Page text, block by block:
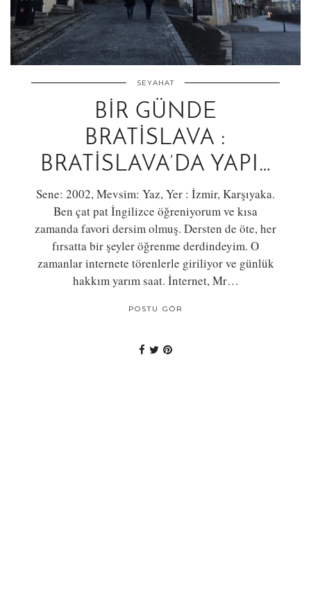
SEYAHAT
BIR GÜNDE
BRATISLAVA :
BRATISLAVA’DA YAPI…
Sene: 2002, Mevsim: Yaz, Yer : İzmir, Karşıyaka.
Ben çat pat İngilizce öğreniyorum ve kısa
zamanda favori dersim olmuş. Dersten de öte, her
fırsatta bir şeyler öğrenme derdindeyim. O
zamanlar internete törenlerle giriliyor ve günlük
hakkım yarım saat. İnternet, Mr…
POSTU GÖR